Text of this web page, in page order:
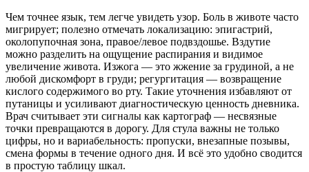
Чем точнее язык, тем легче увидеть узор. Боль в животе часто
мигрирует; полезно отмечать локализацию: эпигастрий,
околопупочная зона, правое/левое подвздошье. Вздутие
можно разделить на ощущение распирания и видимое
увеличение живота. Изжога — это жжение за грудиной, а не
любой дискомфорт в груди; регургитация — возвращение
кислого содержимого во рту. Такие уточнения избавляют от
путаницы и усиливают диагностическую ценность дневника.
Врач считывает эти сигналы как картограф — несвязные
точки превращаются в дорогу. Для стула важны не только
цифры, но и вариабельность: пропуски, внезапные позывы,
смена формы в течение одного дня. И всё это удобно сводится
в простую таблицу шкал.